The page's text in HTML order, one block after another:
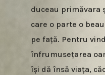
duceau primăvara
care o parte o
pe față. Pentru
înfrumusețarea
își dă însă viața,